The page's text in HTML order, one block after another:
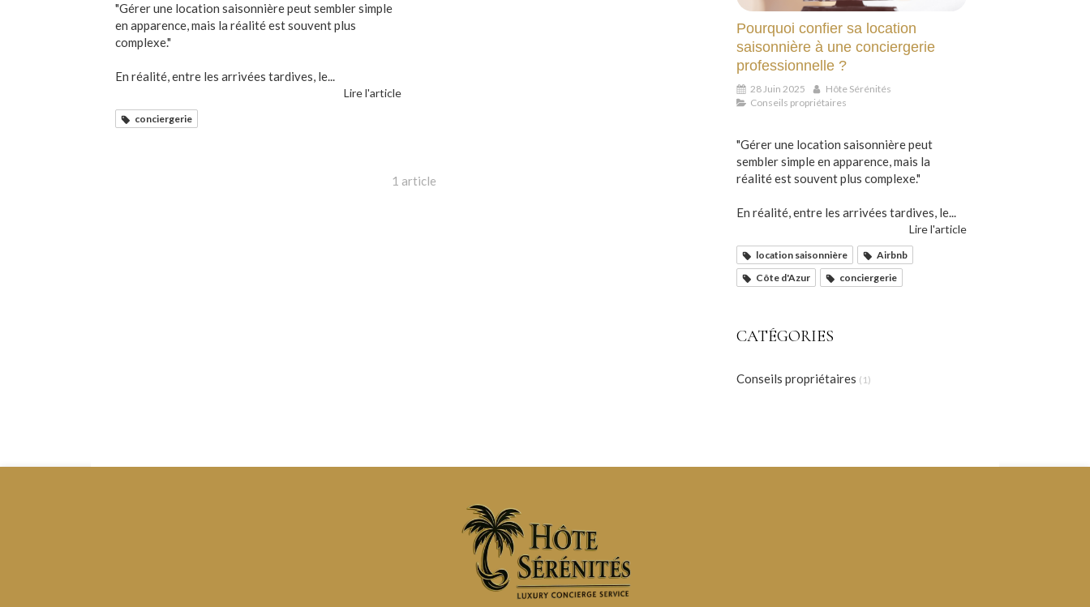
"Gérer une location saisonnière peut sembler simple
en apparence, mais la réalité est souvent plus
complexe."
En réalité, entre les arrivées tardives, le...
Lire l'article
conciergerie
1 article
Pourquoi confier sa location
saisonnière à une conciergerie
professionnelle ?
28 Juin 2025
Hôte Sérénités
Conseils propriétaires
"Gérer une location saisonnière peut
sembler simple en apparence, mais la
réalité est souvent plus complexe."
En réalité, entre les arrivées tardives, le...
Lire l'article
location saisonnière
Airbnb
Côte d'Azur
conciergerie
CATÉGORIES
Conseils propriétaires (1)